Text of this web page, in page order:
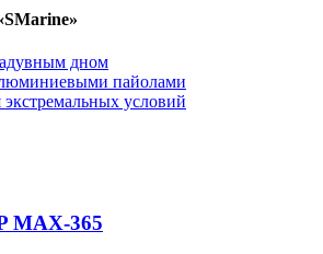
дном
пайолами
экстремальных условий
MAX-365